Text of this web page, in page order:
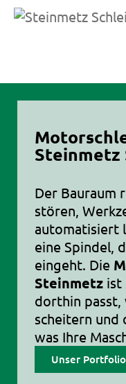
Der Bauraum
stören,
automatisiert
eine Spindel,
eingeht. Die
Steinmetz ist
dorthin passt,
scheitern und
was Ihre
Unser